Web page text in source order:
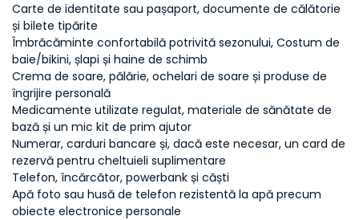
Carte de identitate sau pașaport, documente de călătorie
și bilete tipărite
Îmbrăcăminte confortabilă potrivită sezonului, Costum de
baie/bikini, șlapi și haine de schimb
Crema de soare, pălărie, ochelari de soare și produse de
îngrijire personală
Medicamente utilizate regulat, materiale de sănătate de
bază și un mic kit de prim ajutor
Numerar, carduri bancare și, dacă este necesar, un card de
rezervă pentru cheltuieli suplimentare
Telefon, încărcător, powerbank și căști
Apă foto sau husă de telefon rezistentă la apă precum
obiecte electronice personale